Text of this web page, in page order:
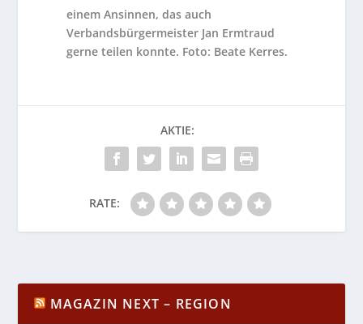
einem Ansinnen, das auch
Verbandsbürgermeister Jan Ermtraud
gerne teilen konnte. Foto: Beate Kerres.
AKTIE:
RATE:
MAGAZIN NEXT – REGION